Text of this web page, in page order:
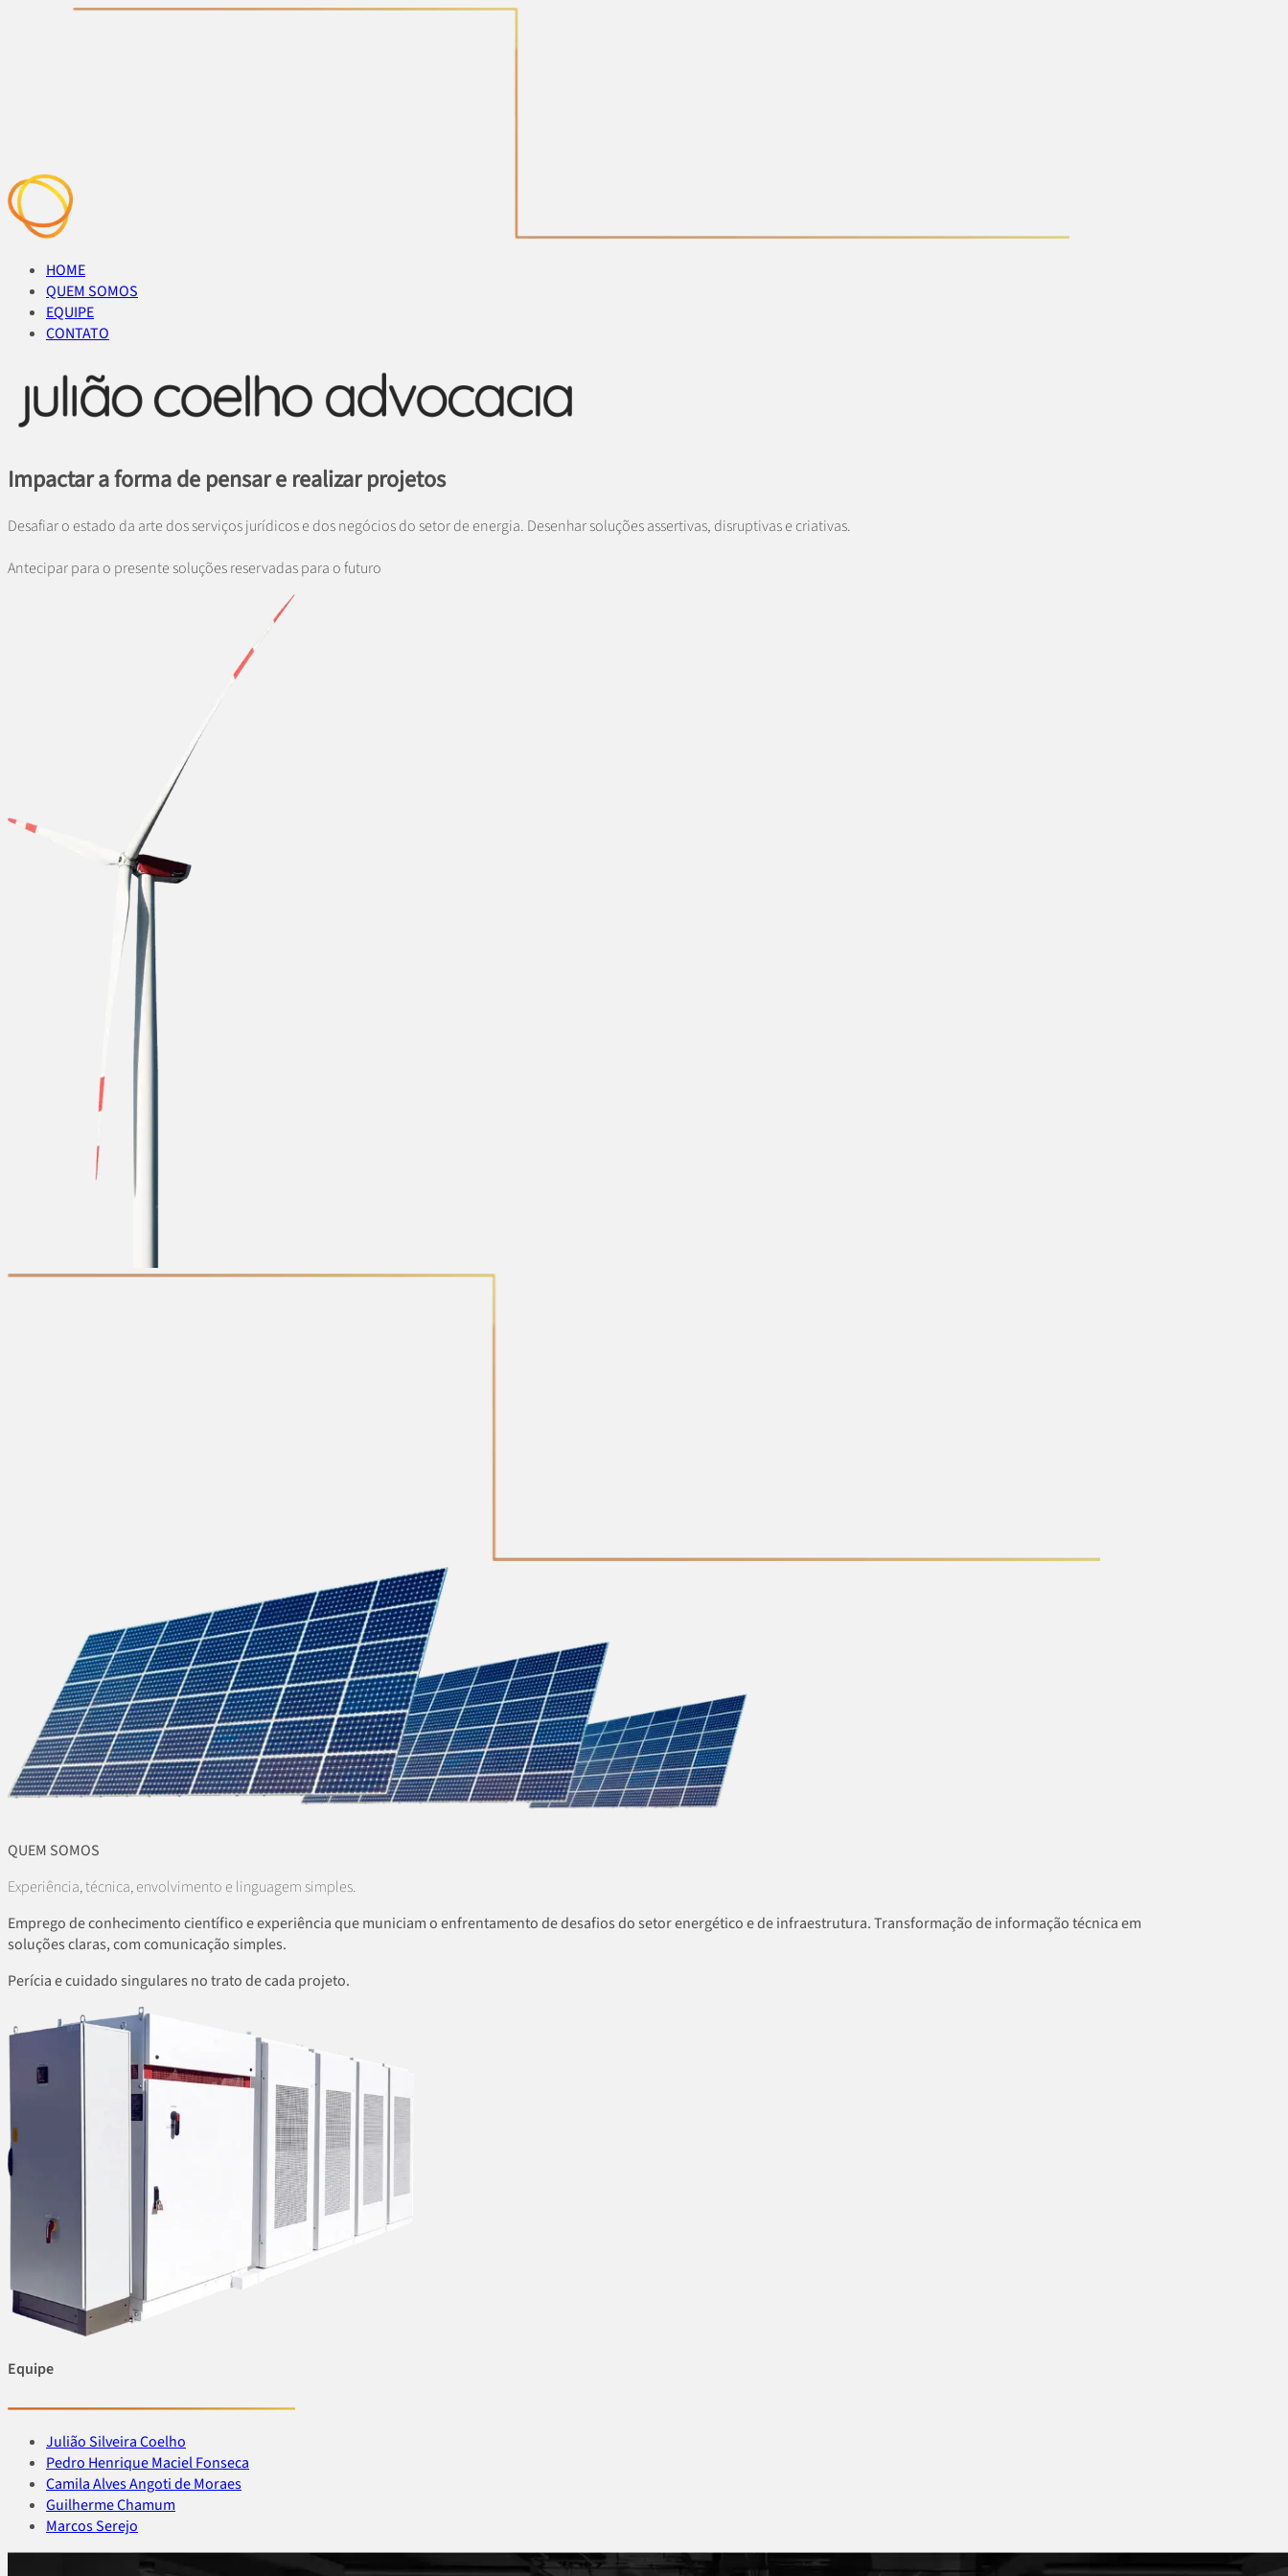
HOME
QUEM SOMOS
EQUIPE
CONTATO
Impactar a forma de pensar e realizar projetos
Desafiar o estado da arte dos serviços jurídicos e dos negócios do setor de energia. Desenhar soluções assertivas, disruptivas e criativas.
Antecipar para o presente soluções reservadas para o futuro
QUEM SOMOS
Experiência, técnica, envolvimento e linguagem simples.
Emprego de conhecimento científico e experiência que municiam o enfrentamento de desafios do setor energético e de infraestrutura. Transformação de informação técnica em
soluções claras, com comunicação simples.
Perícia e cuidado singulares no trato de cada projeto.
Equipe
Julião Silveira Coelho
Pedro Henrique Maciel Fonseca
Camila Alves Angoti de Moraes
Guilherme Chamum
Marcos Serejo